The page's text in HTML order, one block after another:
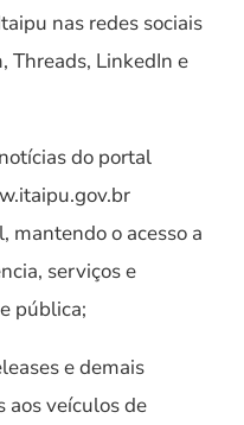
nas redes sociais
Threads, LinkedIn e
do portal
mantendo o acesso a
serviços e
pública;
e demais
aos veículos de